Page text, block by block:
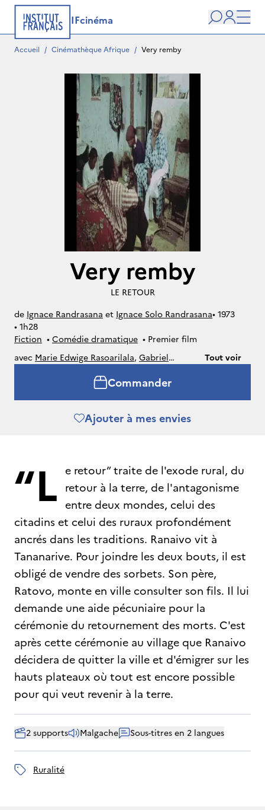
IFcinéma
user
Accueil / Cinémathèque Afrique / Very remby
Very remby
LE RETOUR
de Ignace Randrasana et Ignace Solo Randrasana• 1973
• 1h28
Fiction • Comédie dramatique • Premier film
avec Marie Edwige Rasoarilala, Gabriel
Georges Rakotondramora,Nivo Harimalala
Tout voir
Commander
Ajouter à mes envies
“L e retour” traite de l'exode rural, du
retour à la terre, de l'antagonisme
entre deux mondes, celui des
citadins et celui des ruraux profondément
ancrés dans les traditions. Ranaivo vit à
Tananarive. Pour joindre les deux bouts, il est
obligé de vendre des sorbets. Son père,
Ratovo, monte en ville consulter son fils. Il lui
demande une aide pécuniaire pour la
cérémonie du retournement des morts. C'est
après cette cérémonie au village que Ranaivo
décidera de quitter la ville et d'émigrer sur les
hauts plateaux où tout est encore possible
pour qui veut revenir à la terre.
2 supports Malgache Sous-titres en 2 langues
ruralité